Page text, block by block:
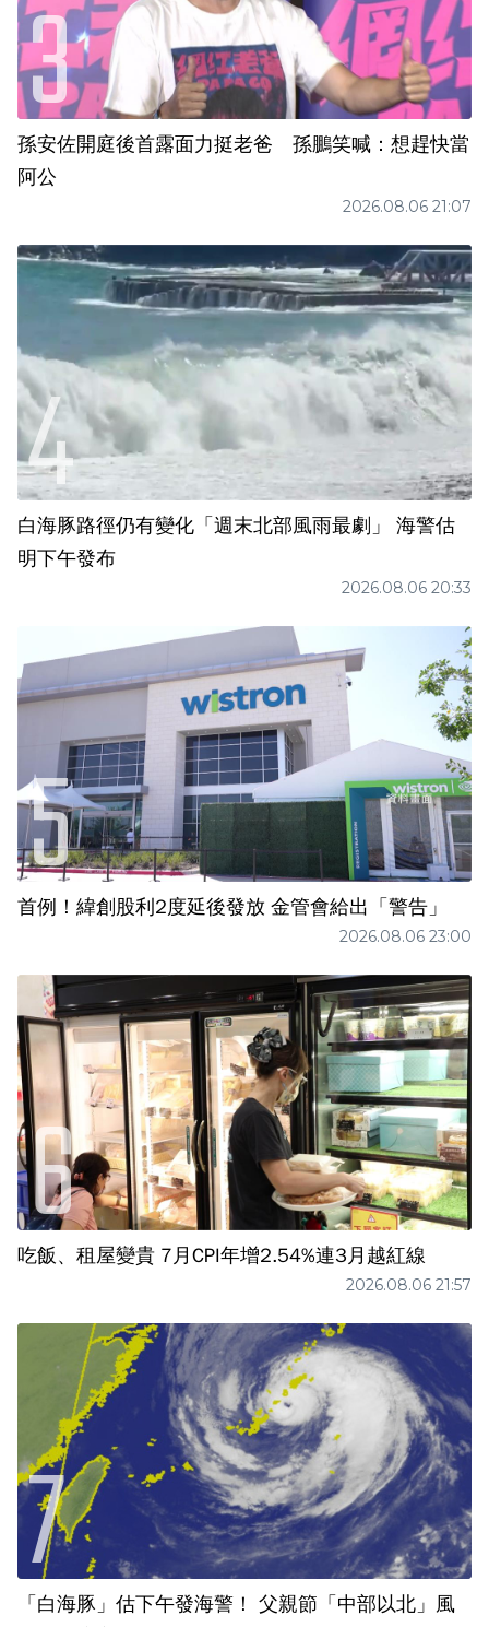
孫安佐開庭後首露面力挺老爸 孫鵬笑喊：想趕快當
阿公
2026.08.06 21:07
白海豚路徑仍有變化「週末北部風雨最劇」 海警估
明下午發布
2026.08.06 20:33
首例！緯創股利2度延後發放 金管會給出「警告」
2026.08.06 23:00
吃飯、租屋變貴 7月CPI年增2.54%連3月越紅線
2026.08.06 21:57
「白海豚」估下午發海警！ 父親節「中部以北」風